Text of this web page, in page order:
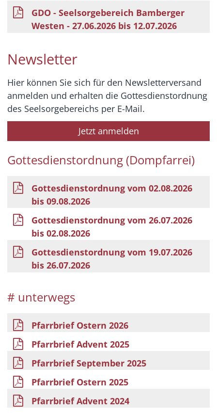
GDO - Seelsorgebereich Bamberger
Westen - 27.06.2026 bis 12.07.2026
Newsletter
Hier können Sie sich für den Newsletterversand
anmelden und erhalten die Gottesdienstordnung
des Seelsorgebereichs per E-Mail.
Jetzt anmelden
Gottesdienstordnung (Dompfarrei)
Gottesdienstordnung vom 02.08.2026
bis 09.08.2026
Gottesdienstordnung vom 26.07.2026
bis 02.08.2026
Gottesdienstordnung vom 19.07.2026
bis 26.07.2026
# unterwegs
Pfarrbrief Ostern 2026
Pfarrbrief Advent 2025
Pfarrbrief September 2025
Pfarrbrief Ostern 2025
Pfarrbrief Advent 2024